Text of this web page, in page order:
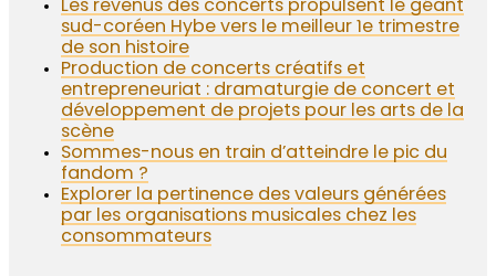
Les revenus des concerts propulsent le géant
sud-coréen Hybe vers le meilleur 1e trimestre
de son histoire
Production de concerts créatifs et
entrepreneuriat : dramaturgie de concert et
développement de projets pour les arts de la
scène
Sommes-nous en train d’atteindre le pic du
fandom ?
Explorer la pertinence des valeurs générées
par les organisations musicales chez les
consommateurs